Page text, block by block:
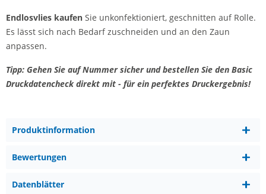
Endlosvlies kaufen Sie unkonfektioniert, geschnitten auf Rolle.
Es lässt sich nach Bedarf zuschneiden und an den Zaun
anpassen.
Tipp: Gehen Sie auf Nummer sicher und bestellen Sie den Basic
Druckdatencheck direkt mit - für ein perfektes Druckergebnis!
Produktinformation
Bewertungen
Datenblätter